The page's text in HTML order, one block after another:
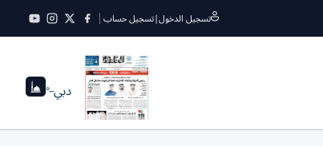
تسجيل الدخول|تسجيل حساب
دبي--°